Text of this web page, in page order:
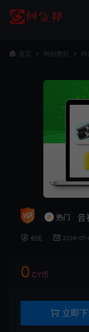
首页 网创教程 抖
# 热门 音
创优 2026-07-
0 CY币
立即